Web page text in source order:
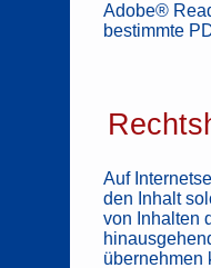
Adobe®
bestimmte
Auf
den Inhalt
von Inhalten
übernehmen